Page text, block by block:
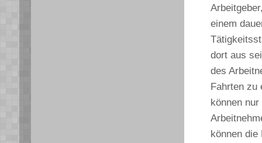
einem
dort aus
des
Fahrten zu
können
können die